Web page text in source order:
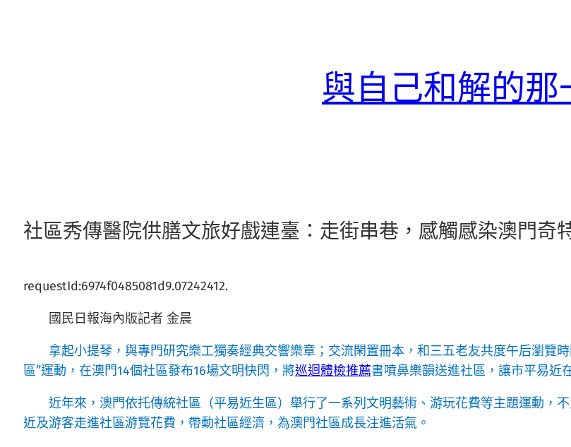
與自己和解的那
社區秀傳醫院供膳文旅好戲連臺：走街串巷，感觸感染澳門奇
requestId:6974f0485081d9.07242412.
國民日報海內版記者 金晨
拿起小提琴，與專門研究樂工獨奏經典交響樂章；交流閑置冊本，和三五老友共度午后瀏覽
區”運動，在澳門14個社區發布16場文明快閃，將巡迴體檢推薦書噴鼻樂韻送進社區，讓市平易近
近年來，澳門依托傳統社區（平易近生區）舉行了一系列文明藝術、游玩花費等主題運動，
近及游客走進社區游覽花費，帶動社區經濟，為澳門社區成長注進活氣。